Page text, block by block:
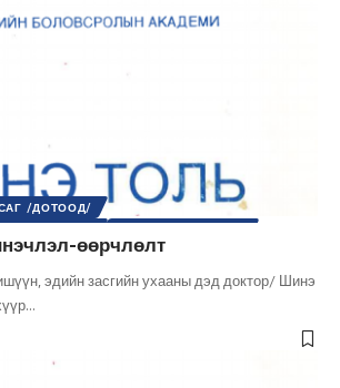
/ДОТООД/
НИЙГЭМ
ШИНЭ ТОЛЬ СЭТГҮҮЛ
өөрчлөлт
эдийн засгийн ухааны дэд доктор/ Шинэ
…